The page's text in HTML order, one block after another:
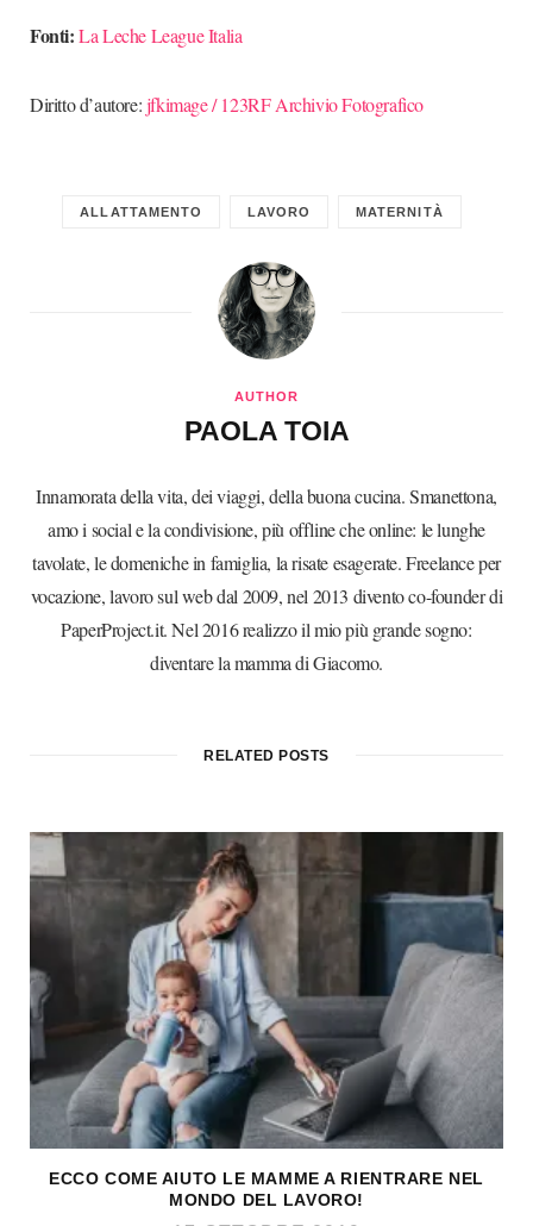
Fonti:La Leche League Italia
Diritto d’autore:jfkimage / 123RF Archivio Fotografico
ALLATTAMENTO LAVORO MATERNITÀ
AUTHOR
PAOLA TOIA
Innamorata della vita, dei viaggi, della buona cucina. Smanettona,
amo i social e la condivisione, più offline che online: le lunghe
tavolate, le domeniche in famiglia, la risate esagerate. Freelance per
vocazione, lavoro sul web dal 2009, nel 2013 divento co-founder di
PaperProject.it. Nel 2016 realizzo il mio più grande sogno:
diventare la mamma di Giacomo.
RELATED POSTS
ECCO COME AIUTO LE MAMME A RIENTRARE NEL
MONDO DEL LAVORO!